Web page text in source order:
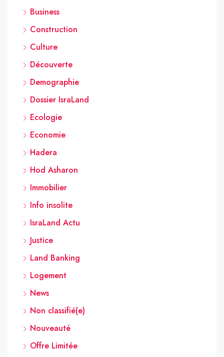
Business
Construction
Culture
Découverte
Demographie
Dossier IsraLand
Ecologie
Economie
Hadera
Hod Asharon
Immobilier
Info insolite
IsraLand Actu
Justice
Land Banking
Logement
News
Non classifié(e)
Nouveauté
Offre Limitée